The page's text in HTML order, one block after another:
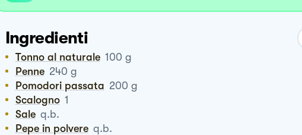
Ingredienti
Tonno al naturale 100 g
Penne 240 g
Pomodori passata 200 g
Scalogno 1
Sale q.b.
Pepe in polvere q.b.